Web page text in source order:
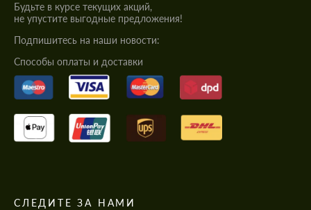
Будьте в курсе текущих акций,
не упустите выгодные предложения!
Подпишитесь на наши новости:
Cпособы оплаты и доставки
СЛЕДИТЕ ЗА НАМИ